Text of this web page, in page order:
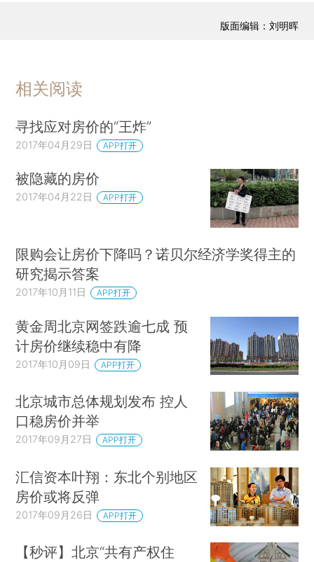
版面编辑：刘明晖
相关阅读
寻找应对房价的“王炸”
2017年04月29日 APP打开
被隐藏的房价
2017年04月22日 APP打开
限购会让房价下降吗？诺贝尔经济学奖得主的
研究揭示答案
2017年10月11日 APP打开
黄金周北京网签跌逾七成 预
计房价继续稳中有降
2017年10月09日 APP打开
北京城市总体规划发布 控人
口稳房价并举
2017年09月27日 APP打开
汇信资本叶翔：东北个别地区
房价或将反弹
2017年09月26日 APP打开
【秒评】北京“共有产权住